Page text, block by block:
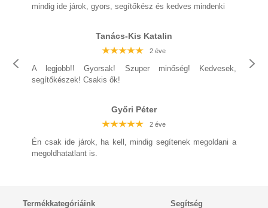
mindig ide járok, gyors, segítőkész és kedves mindenki
Tanács-Kis Katalin
2 éve
A legjobb!! Gyorsak! Szuper minőség! Kedvesek,
segítőkészek! Csakis ők!
Győri Péter
2 éve
Én csak ide járok, ha kell, mindig segítenek megoldani a
megoldhatatlant is.
2 éve
2 éve
2 éve
2 éve
Termékkategóriáink Segítség